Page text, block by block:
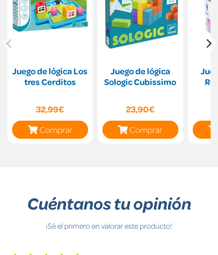
Juego de lógica Los
tres Cerditos
32,99€
Comprar
Juego de lógica
Sologic Cubissimo
23,90€
Comprar
Cuéntanos tu opinión
¡Sé el primero en valorar este producto!